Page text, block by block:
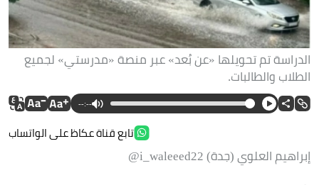
الدراسة تم تحويلها «عن بُعد» عبر منصة «مدرستي» لجميع
الطلاب والطالبات.
--:--
تابع قناة عكاظ على الواتساب
إبراهيم العلوي (جدة) i_waleeed22@